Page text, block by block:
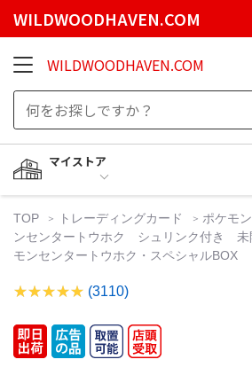
WILDWOODHAVEN.COM
WILDWOODHAVEN.COM
マイストア
TOP トレーディングカード ポケモ
ンセンタートウホク シュリンク付き 未
モンセンタートウホク・スペシャルBOX
(3110)